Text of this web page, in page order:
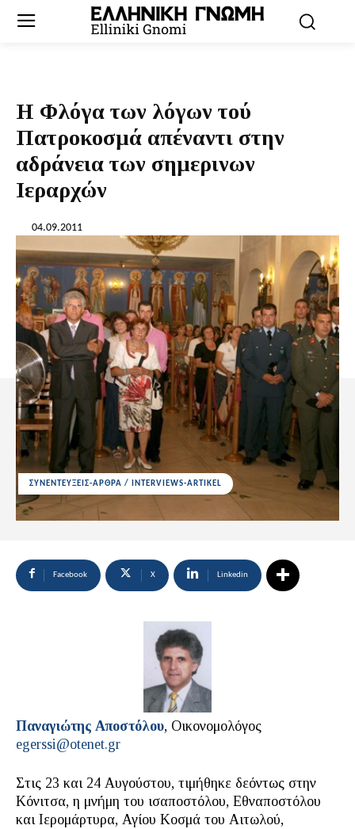
Η Φλόγα των λόγων τού
Πατροκοσμά απέναντι στην
αδράνεια των σημερινων
Ιεραρχών
04.09.2011
ΣΥΝΕΝΤΕΥΞΕΙΣ-ΑΡΘΡΑ / INTERVIEWS-ARTIKEL
Facebook X Linkedin
Παναγιώτης Αποστόλου, Οικονομολόγος
egerssi@otenet.gr
Στις 23 και 24 Αυγούστου, τιμήθηκε δεόντως στην
Κόνιτσα, η μνήμη του ισαποστόλου, Εθναποστόλου
και Ιερομάρτυρα, Αγίου Κοσμά του Αιτωλού,